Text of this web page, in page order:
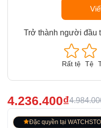
Trở thành người đầu
Rất tệ Tệ
4.236.400₫
Đặc quyền tại